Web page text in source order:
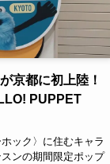
京都に初上陸！
PUPPET
ック〉に住むキャラ
ンの期間限定ポップ